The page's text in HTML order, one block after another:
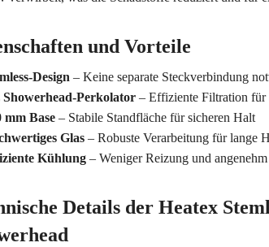
und Vorteile
Design– Keine separate Steckverbindung
Perkolator– Effiziente Filtration für
mm Base– Stabile Standfläche für sicheren Halt
Glas– Robuste Verarbeitung für lange
Kühlung– Weniger Reizung und
Details der Heatex